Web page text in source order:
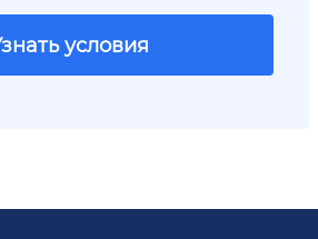
условия